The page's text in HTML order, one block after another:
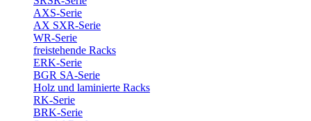
AXS-Serie
AX SXR-Serie
WR-Serie
freistehende Racks
ERK-Serie
BGR SA-Serie
Holz und laminierte Racks
RK-Serie
BRK-Serie